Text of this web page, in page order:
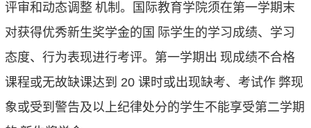
评审和动态调整 机制。国际教育学院须在第一学期末
对获得优秀新生奖学金的国 际学生的学习成绩、学习
态度、行为表现进行考评。第一学期出 现成绩不合格
课程或无故缺课达到 20 课时或出现缺考、考试作 弊现
象或受到警告及以上纪律处分的学生不能享受第二学期